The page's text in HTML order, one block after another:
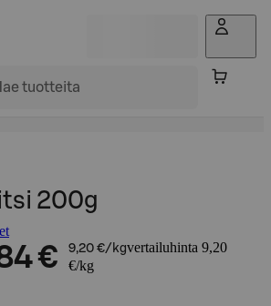
200g
€ 9,20 €/kgvertailuhinta 9,20
€/kg